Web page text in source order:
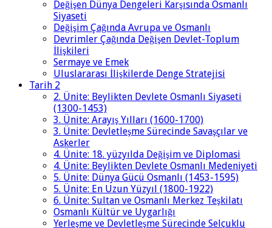
Değişen Dünya Dengeleri Karşısında Osmanlı
Siyaseti
Değişim Çağında Avrupa ve Osmanlı
Devrimler Çağında Değişen Devlet-Toplum
İlişkileri
Sermaye ve Emek
Uluslararası İlişkilerde Denge Stratejisi
Tarih 2
2. Ünite: Beylikten Devlete Osmanlı Siyaseti
(1300-1453)
3. Ünite: Arayış Yılları (1600-1700)
3. Ünite: Devletleşme Sürecinde Savaşçılar ve
Askerler
4. Ünite: 18. yüzyılda Değişim ve Diplomasi
4. Ünite: Beylikten Devlete Osmanlı Medeniyeti
5. Ünite: Dünya Gücü Osmanlı (1453-1595)
5. Ünite: En Uzun Yüzyıl (1800-1922)
6. Ünite: Sultan ve Osmanlı Merkez Teşkilatı
Osmanlı Kültür ve Uygarlığı
Yerleşme ve Devletleşme Sürecinde Selçuklu